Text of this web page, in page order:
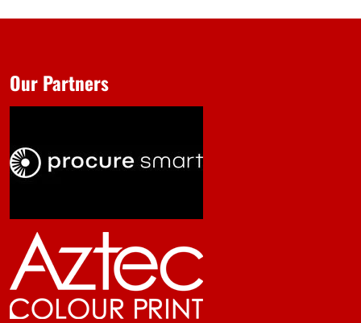
Our Partners